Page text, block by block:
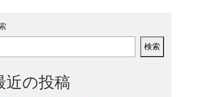
検索
近の投稿